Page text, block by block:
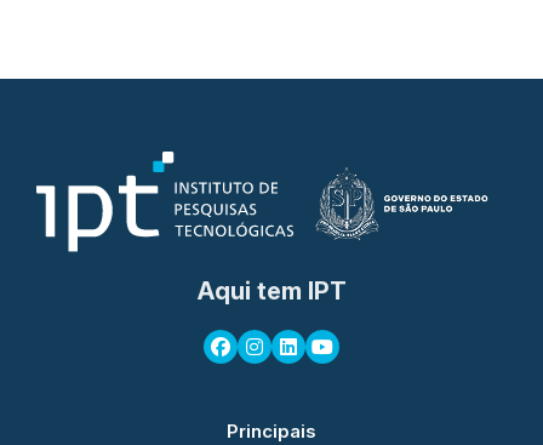
Aqui tem IPT
Principais